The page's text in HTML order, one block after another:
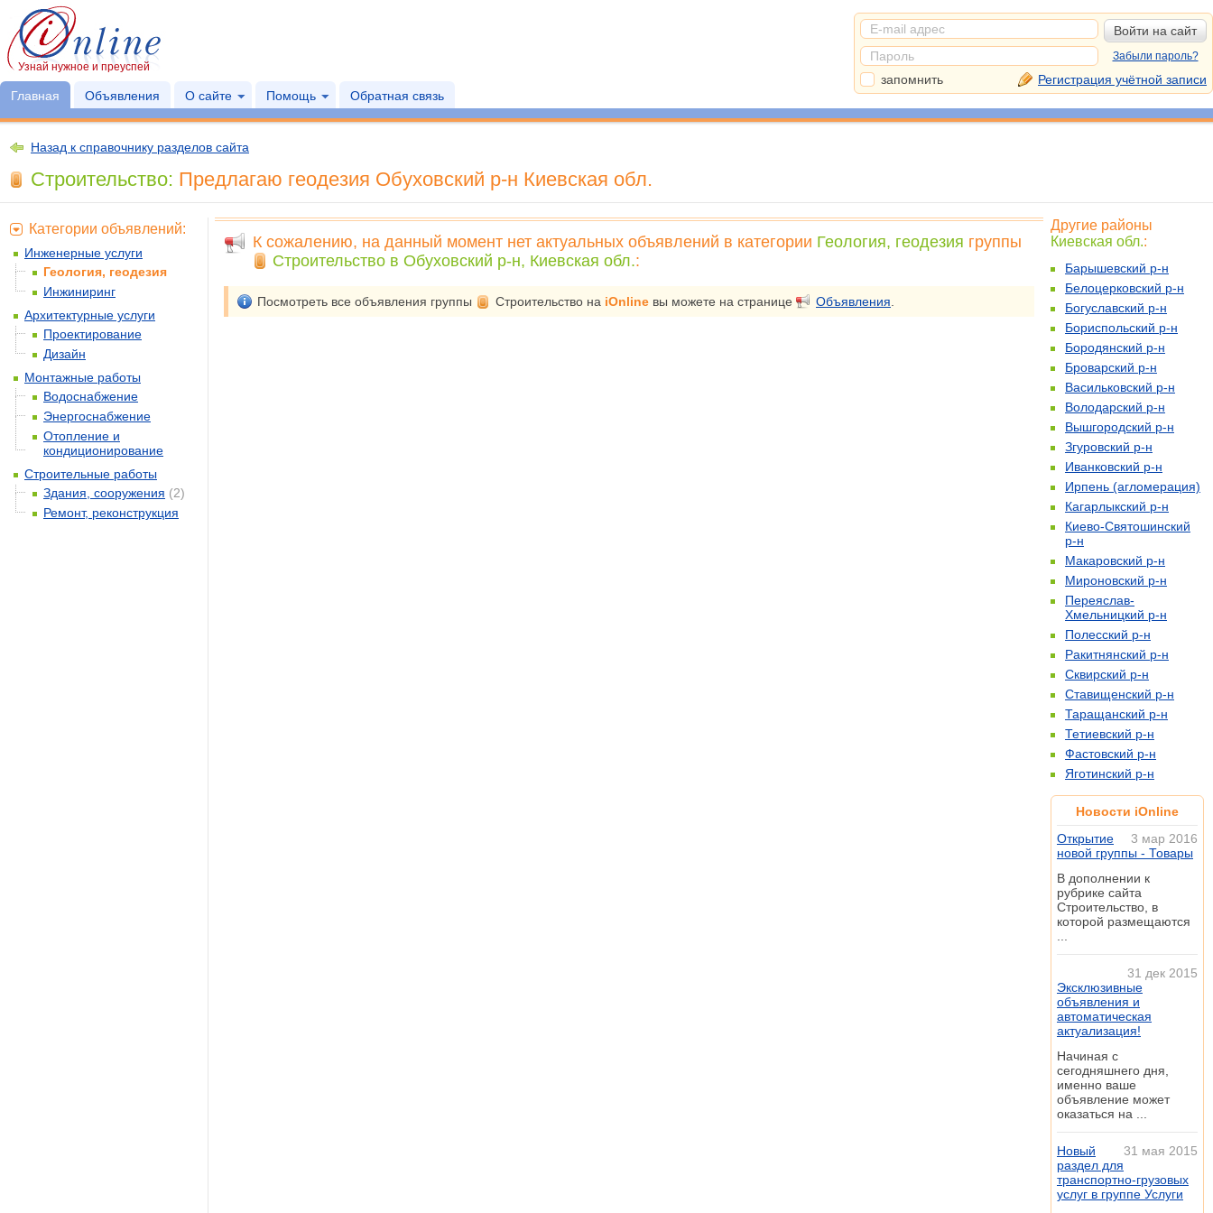
Узнай нужное и преуспей
Главная Объявления О сайте Помощь Обратная связь
Забыли пароль?
Регистрация учётной записи
запомнить
Назад к справочнику разделов сайта
Строительство: Предлагаю геодезия Обуховский р-н Киевская обл.
К сожалению, на данный момент нет актуальных объявлений в категории Геология, геодезия группы
Строительство в Обуховский р-н, Киевская обл.:
Посмотреть все объявления группы Строительство на iOnline вы можете на странице Объявления
Категории объявлений:
Инженерные услуги
Геология, геодезия
Инжиниринг
Архитектурные услуги
Проектирование
Дизайн
Монтажные работы
Водоснабжение
Энергоснабжение
Отопление и
кондиционирование
Строительные работы
Здания, сооружения (2)
Ремонт, реконструкция
Другие районы
Киевская обл.:
Барышевский р-н
Белоцерковский р-н
Богуславский р-н
Бориспольский р-н
Бородянский р-н
Броварский р-н
Васильковский р-н
Володарский р-н
Вышгородский р-н
Згуровский р-н
Иванковский р-н
Ирпень (агломерация)
Кагарлыкский р-н
Киево-Святошинский
р-н
Макаровский р-н
Мироновский р-н
Переяслав-
Хмельницкий р-н
Полесский р-н
Ракитнянский р-н
Сквирский р-н
Ставищенский р-н
Таращанский р-н
Тетиевский р-н
Фастовский р-н
Яготинский р-н
Новости iOnline
3 мар 2016
Открытие
новой группы - Товары
В дополнении к
рубрике сайта
Строительство, в
которой размещаются
31 дек 2015
Эксклюзивные
объявления и
автоматическая
актуализация!
Начиная с
сегодняшнего дня,
именно ваше
объявление может
оказаться на ...
31 мая 2015
Новый
раздел для
транспортно-грузовых
услуг в группе Услуги